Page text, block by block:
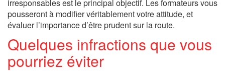
irresponsables est le principal objectif. Les formateurs vous
pousseront à modifier véritablement votre attitude, et
évaluer l’importance d’être prudent sur la route.
Quelques infractions que vous
pourriez éviter